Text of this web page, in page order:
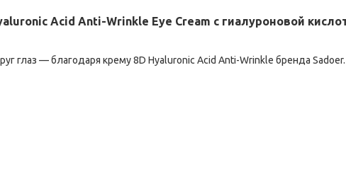
Acid Anti-Wrinkle Eye Cream с гиалуроновой
глаз — благодаря крему 8D Hyaluronic Acid Anti-Wrinkle бренда Sadoer.